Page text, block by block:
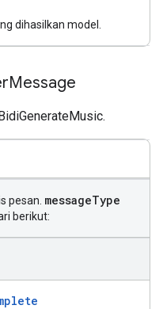
dihasilkan model.
Message
pesan. messageType
berikut: